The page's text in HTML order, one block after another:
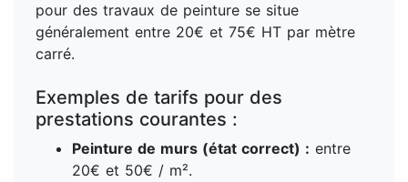
pour des travaux de peinture se situe
généralement entre 20€ et 75€ HT par mètre
carré.
Exemples de tarifs pour des
prestations courantes :
Peinture de murs (état correct) : entre
20€ et 50€ / m².